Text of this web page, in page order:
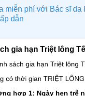
miễn phí với Bác sĩ
dẫn
gia hạn Triệt lông
sách gia hạn Triệt lông
cóthời gian TRIỆT
hợp 1: Ngày hẹn trễ